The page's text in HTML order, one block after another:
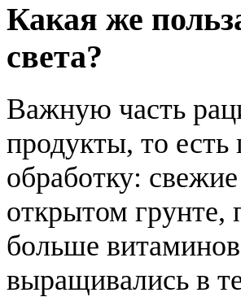
Какая же
света?
Важную часть
продукты, то
обработку:
открытом
больше
выращивались в